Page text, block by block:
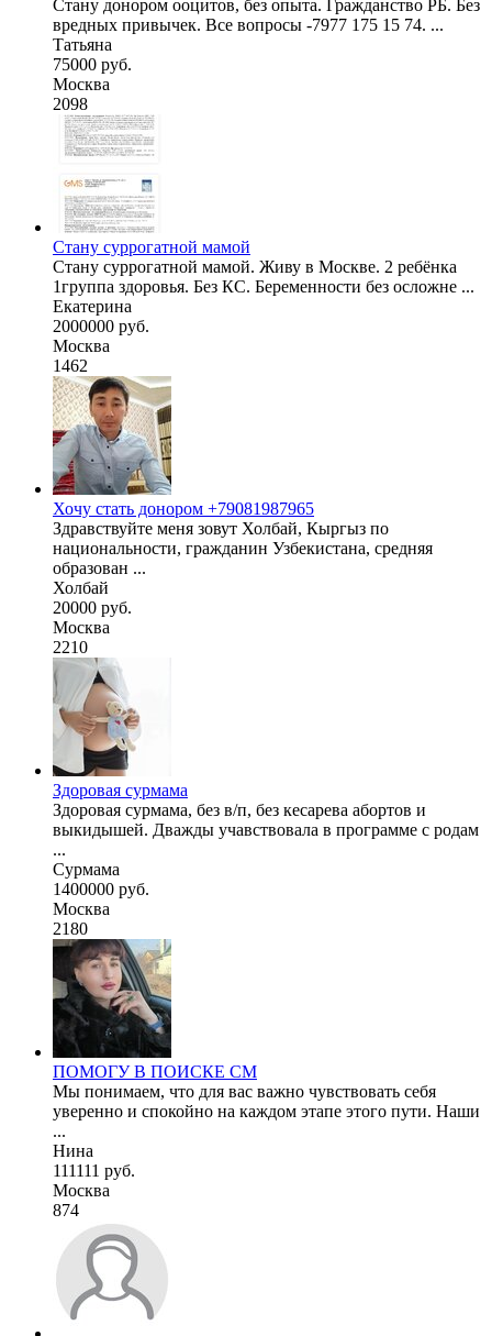
Стану донором ооцитов, без опыта. Гражданство РБ. Без
вредных привычек. Все вопросы -7977 175 15 74. ...
Татьяна
75000 руб.
Москва
2098
Стану суррогатной мамой
Стану суррогатной мамой. Живу в Москве. 2 ребёнка
1группа здоровья. Без КС. Беременности без осложне ...
Екатерина
2000000 руб.
Москва
1462
Хочу стать донором +79081987965
Здравствуйте меня зовут Холбай, Кыргыз по
национальности, гражданин Узбекистана, средняя
образован ...
Холбай
20000 руб.
Москва
2210
Здоровая сурмама
Здоровая сурмама, без в/п, без кесарева абортов и
выкидышей. Дважды учавствовала в программе с родам
...
Сурмама
1400000 руб.
Москва
2180
ПОМОГУ В ПОИСКЕ СМ
Мы понимаем, что для вас важно чувствовать себя
уверенно и спокойно на каждом этапе этого пути. Наши
...
Нина
111111 руб.
Москва
874